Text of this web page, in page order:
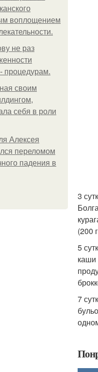
воплощением
не раз
процедурам.
своим
себя в роли
Алексея
переломом
падения в
3
(200
5
каши
7